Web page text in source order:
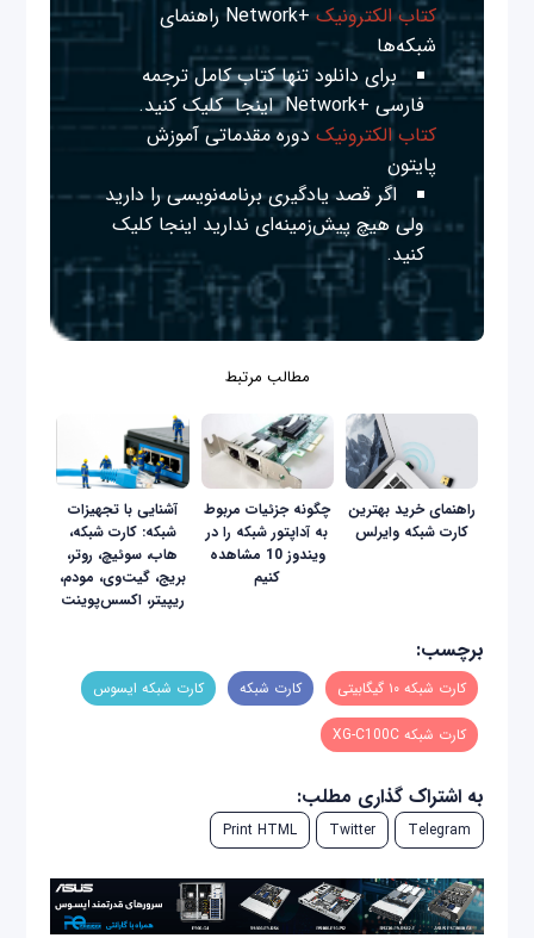
کتاب الکترونیک
+Network راهنمای
شبکه‌ها
برای دانلود تنها کتاب کامل ترجمه
فارسی +Network
اینجا کلیک کنید.
کتاب الکترونیک دوره مقدماتی آموزش
پایتون
اگر قصد یادگیری برنامه‌نویسی را دارید
ولی هیچ پیش‌زمینه‌ای نداریداینجا کلیک
کنید.
مطالب مرتبط
راهنمای خرید بهترین
کارت شبکه وایرلس
چگونه جزئیات مربوط
به آداپتور شبکه را در
ویندوز 10 مشاهده
کنیم
آشنایی با تجهیزات
شبکه: کارت شبکه،
هاب، سوئیچ، روتر،
بریج، گیت‌وی، مودم،
ریپیتر، اکسس‌پوینت
برچسب:
کارت شبکه ۱۰ گیگابیتی کارت شبکه کارت شبکه ایسوس
کارت شبکه XG-C100C
به اشتراک گذاری مطلب:
Telegram
Twitter
Print HTML